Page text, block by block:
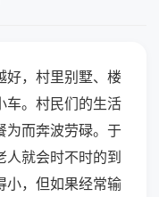
好，村里别墅、楼
车。村民们的生活
为而奔波劳碌。于
就会时不时的到
小，但如果经常输